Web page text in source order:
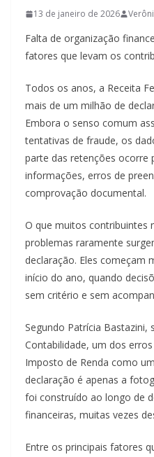
13 de janeiro de 2026
Falta de organização
fatores que levam os
Todos os anos, a Receita
mais de um milhão de
Embora o senso comum
tentativas de fraude, os
parte das retenções ocorre
informações, erros de
comprovação documental.
O que muitos contribuintes
problemas raramente
declaração. Eles
início do ano, quando
sem critério e sem
Segundo Patrícia Bastazini,
Contabilidade, um dos
Imposto de Renda como
declaração é apenas a
foi construído ao longo de
financeiras, muitas vezes
Entre os principais fatores